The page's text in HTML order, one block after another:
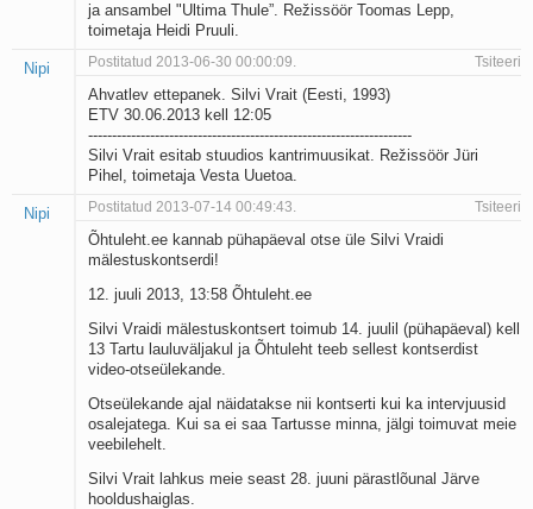
ja ansambel "Ultima Thule”. Režissöör Toomas Lepp,
toimetaja Heidi Pruuli.
Nipi Postitatud 2013-06-30 00:00:09. Tsiteeri
Ahvatlev ettepanek. Silvi Vrait (Eesti, 1993)
ETV 30.06.2013 kell 12:05
--------------------------------------------------------------------
Silvi Vrait esitab stuudios kantrimuusikat. Režissöör Jüri
Pihel, toimetaja Vesta Uuetoa.
Nipi Postitatud 2013-07-14 00:49:43. Tsiteeri
Õhtuleht.ee kannab pühapäeval otse üle Silvi Vraidi
mälestuskontserdi!
12. juuli 2013, 13:58 Õhtuleht.ee
Silvi Vraidi mälestuskontsert toimub 14. juulil (pühapäeval) kell
13 Tartu lauluväljakul ja Õhtuleht teeb sellest kontserdist
video-otseülekande.
Otseülekande ajal näidatakse nii kontserti kui ka intervjuusid
osalejatega. Kui sa ei saa Tartusse minna, jälgi toimuvat meie
veebilehelt.
Silvi Vrait lahkus meie seast 28. juuni pärastlõunal Järve
hooldushaiglas.